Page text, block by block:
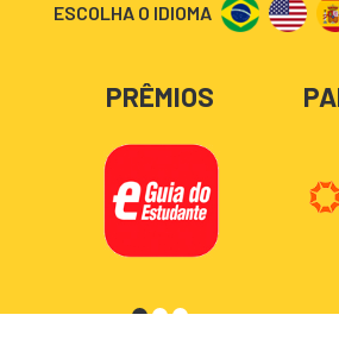
ESCOLHA O IDIOMA
PRÊMIOS